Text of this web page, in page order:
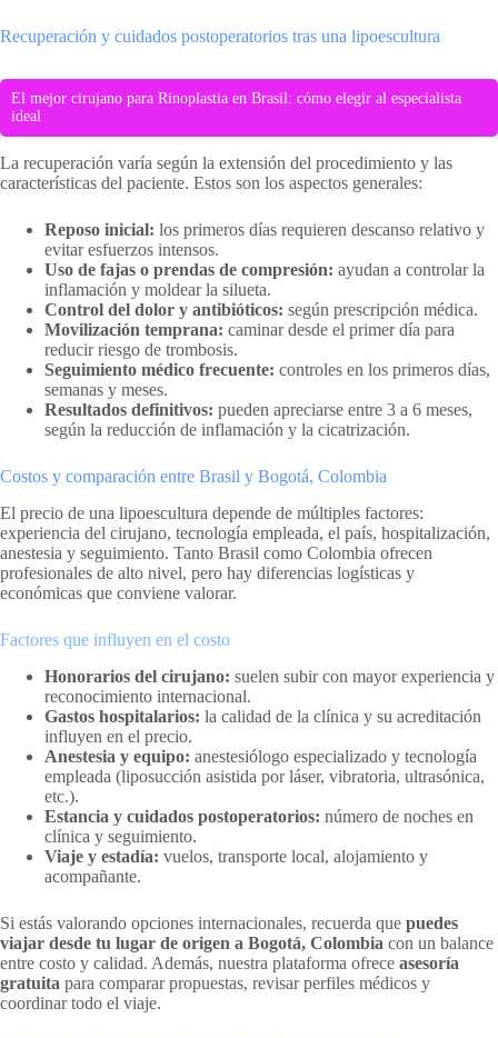
Recuperación y cuidados postoperatorios tras una lipoescultura
El mejor cirujano para Rinoplastia en Brasil: cómo elegir al especialista
ideal
La recuperación varía según la extensión del procedimiento y las
características del paciente. Estos son los aspectos generales:
Reposo inicial: los primeros días requieren descanso relativo y
evitar esfuerzos intensos.
Uso de fajas o prendas de compresión: ayudan a controlar la
inflamación y moldear la silueta.
Control del dolor y antibióticos: según prescripción médica.
Movilización temprana: caminar desde el primer día para
reducir riesgo de trombosis.
Seguimiento médico frecuente: controles en los primeros días,
semanas y meses.
Resultados definitivos: pueden apreciarse entre 3 a 6 meses,
según la reducción de inflamación y la cicatrización.
Costos y comparación entre Brasil y Bogotá, Colombia
El precio de una lipoescultura depende de múltiples factores:
experiencia del cirujano, tecnología empleada, el país, hospitalización,
anestesia y seguimiento. Tanto Brasil como Colombia ofrecen
profesionales de alto nivel, pero hay diferencias logísticas y
económicas que conviene valorar.
Factores que influyen en el costo
Honorarios del cirujano: suelen subir con mayor experiencia y
reconocimiento internacional.
Gastos hospitalarios: la calidad de la clínica y su acreditación
influyen en el precio.
Anestesia y equipo: anestesiólogo especializado y tecnología
empleada (liposucción asistida por láser, vibratoria, ultrasónica,
etc.).
Estancia y cuidados postoperatorios: número de noches en
clínica y seguimiento.
Viaje y estadía: vuelos, transporte local, alojamiento y
acompañante.
Si estás valorando opciones internacionales, recuerda que puedes
viajar desde tu lugar de origen a Bogotá, Colombia con un balance
entre costo y calidad. Además, nuestra plataforma ofrece asesoría
gratuita para comparar propuestas, revisar perfiles médicos y
coordinar todo el viaje.